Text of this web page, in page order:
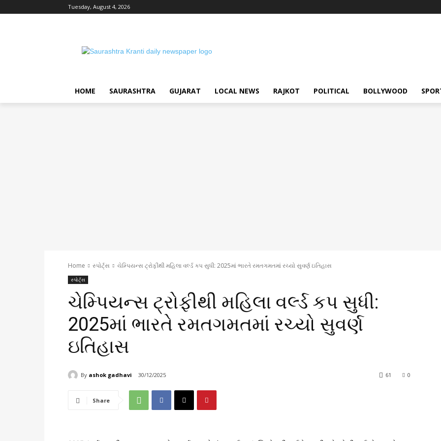
Tuesday, August 4, 2026
HOME SAURASHTRA GUJARAT LOCAL NEWS RAJKOT POLITICAL BOLLYWOOD
Home સ્પોર્ટ્સ ચેમ્પિયન્સ ટ્રોફીથી મહિલા વર્લ્ડ કપ સુધી: 2025માં ભારતે રમતગમતમાં રચ્યો સુવર્ણ ઇતિહાસ
સ્પોર્ટ્સ
ચેમ્પિયન્સ ટ્રોફીથી મહિલા વર્લ્ડ કપ સુધી:
2025માં ભારતે રમતગમતમાં રચ્યો સુવર્ણ
ઇતિહાસ
By ashok gadhavi 30/12/2025 0
61
Share